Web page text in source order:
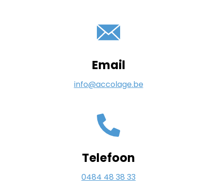
Email
info@accolage.be
Telefoon
0484 48 38 33